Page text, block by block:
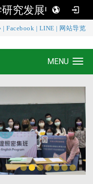
究发展中心
|Facebook LINE 网站导览
究发展中心
MENU